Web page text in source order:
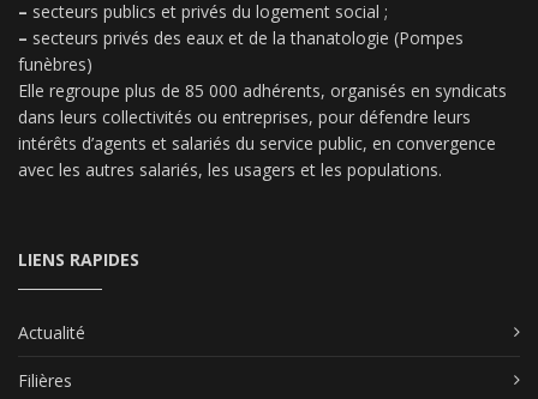
– secteurs publics et privés du logement social ;
– secteurs privés des eaux et de la thanatologie (Pompes
funèbres)
Elle regroupe plus de 85 000 adhérents, organisés en syndicats
dans leurs collectivités ou entreprises, pour défendre leurs
intérêts d’agents et salariés du service public, en convergence
avec les autres salariés, les usagers et les populations.
LIENS RAPIDES
Actualité
Filières